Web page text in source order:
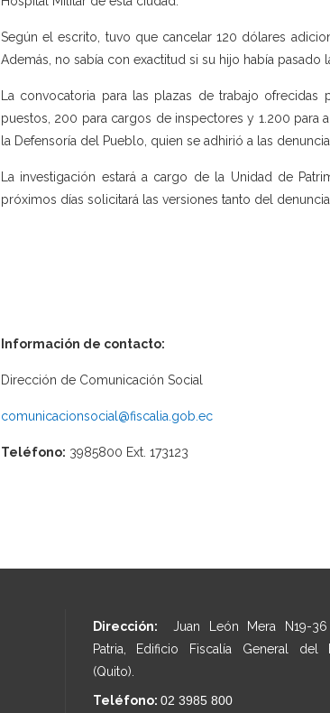
Según el escrito, tuvo que cancelar 120 dólares
Además, no sabía con exactitud si su hijo había pasado
La convocatoria para las plazas de trabajo
puestos, 200 para cargos de inspectores y 1.200 para
la Defensoría del Pueblo, quien se adhirió a las
La investigación estará a cargo de la Unidad de
próximos días solicitará las versiones tanto del
Información de contacto:
Dirección de Comunicación Social
comunicacionsocial@fiscalia.gob.ec
Teléfono: 3985800 Ext. 173123
Dirección: Juan León Mera N19-
Patria, Edificio Fiscalía General del
(Quito).
Teléfono: 02 3985 800